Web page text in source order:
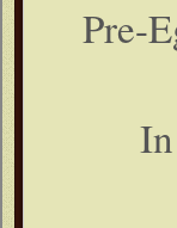
Pre-